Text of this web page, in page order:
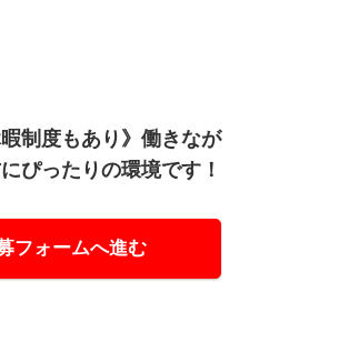
制度もあり》働きなが
ぴったりの環境です！
フォームへ進む